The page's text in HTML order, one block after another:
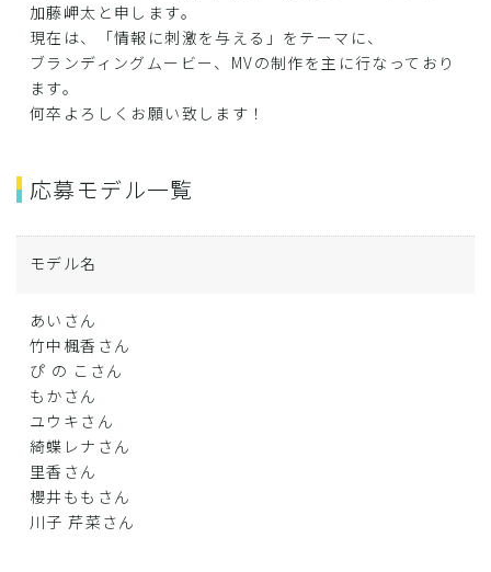
加藤岬太と申します。
現在は、「情報に刺激を与える」をテーマに、
ブランディングムービー、MVの制作を主に行なっており
ます。
何卒よろしくお願い致します！
応募モデル一覧
モデル名
あいさん
竹中楓香さん
ぴ の こさん
もかさん
ユウキさん
綺蝶レナさん
里香さん
櫻井ももさん
川子 芹菜さん